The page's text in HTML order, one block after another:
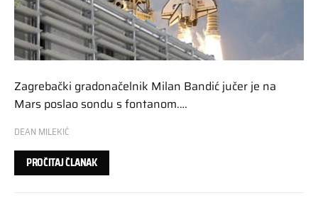
Zagrebački gradonačelnik Milan Bandić jučer je na
Mars poslao sondu s fontanom.…
DEAN MILEKIĆ
PROČITAJ ČLANAK